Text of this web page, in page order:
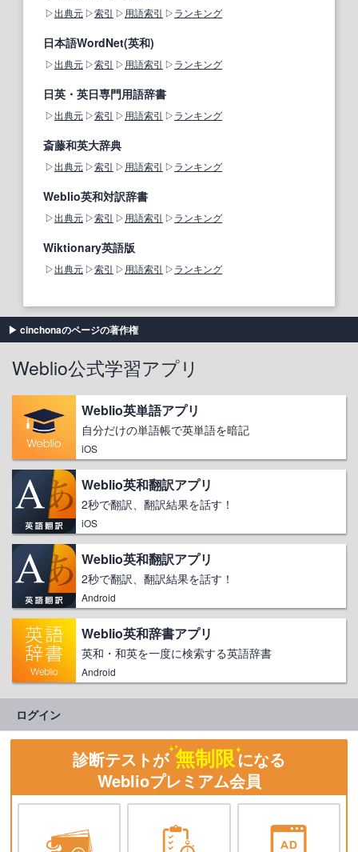
出典元 索引 用語索引 ランキング
日本語WordNet(英和)
出典元 索引 用語索引 ランキング
日英・英日専門用語辞書
出典元 索引 用語索引 ランキング
斎藤和英大辞典
出典元 索引 用語索引 ランキング
Weblio英和対訳辞書
出典元 索引 用語索引 ランキング
Wiktionary英語版
出典元 索引 用語索引 ランキング
cinchonaのページの著作権
Weblio公式学習アプリ
Weblio英単語アプリ
自分だけの単語帳で英単語を暗記
iOS
Weblio英和翻訳アプリ
2秒で翻訳、翻訳結果を話す！
iOS
Weblio英和翻訳アプリ
2秒で翻訳、翻訳結果を話す！
Android
Weblio英和辞書アプリ
英和・和英を一度に検索する英語辞書
Android
ログイン
診断テストが 無制限になる
Weblioプレミアム会員